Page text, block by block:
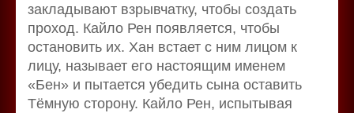
закладывают взрывчатку, чтобы создать
проход. Кайло Рен появляется, чтобы
остановить их. Хан встает с ним лицом к
лицу, называет его настоящим именем
«Бен» и пытается убедить сына оставить
Тёмную сторону. Кайло Рен, испытывая